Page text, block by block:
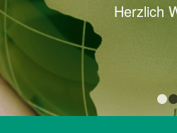
Herzlich